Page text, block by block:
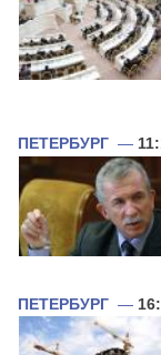
ПЕТЕРБУРГ —
ПЕТЕРБУРГ —